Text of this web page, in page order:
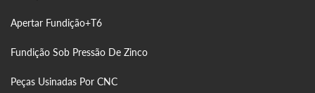
Apertar Fundição+T6
Fundição Sob Pressão De Zinco
Peças Usinadas Por CNC